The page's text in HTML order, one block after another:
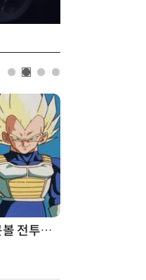
“입으면 전투력 상승?” 드래곤볼 전투복 닮은 중량조끼